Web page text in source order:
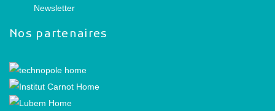
Newsletter
Nos partenaires